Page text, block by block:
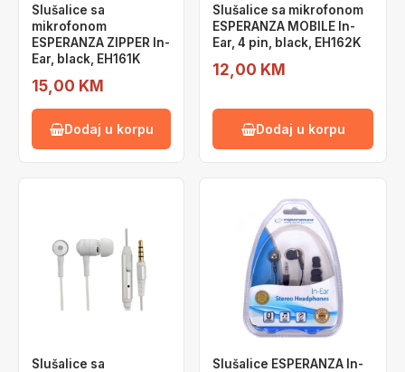
Slušalice sa
mikrofonom
ESPERANZA ZIPPER In-
Ear, black, EH161K
15,00 KM
Dodaj u korpu
Slušalice sa mikrofonom
ESPERANZA MOBILE In-
Ear, 4 pin, black, EH162K
12,00 KM
Dodaj u korpu
Slušalice sa
Slušalice ESPERANZA In-